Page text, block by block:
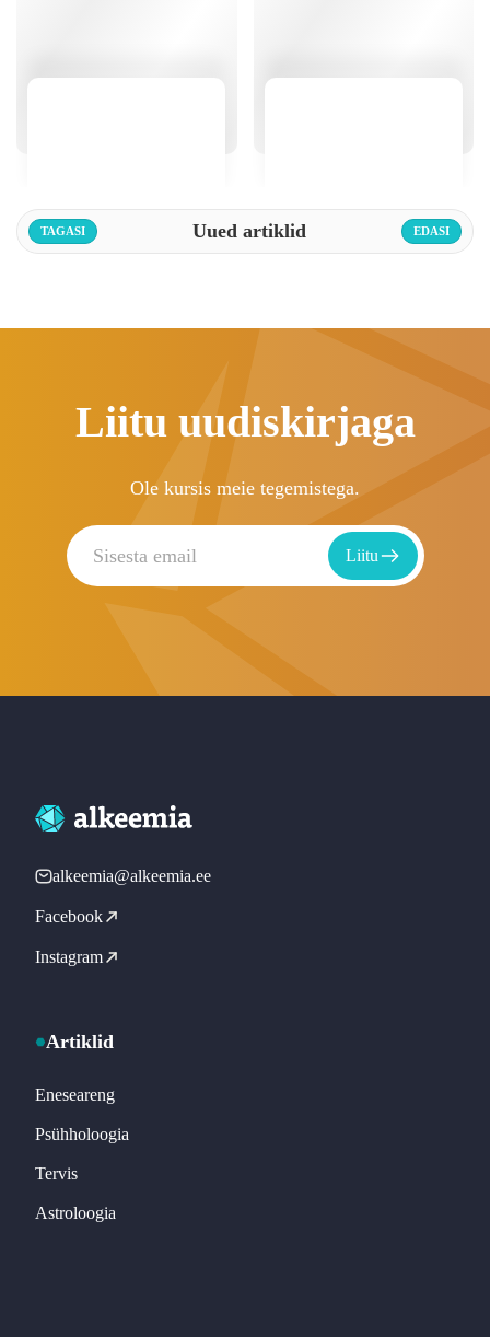
TAGASI Uued artiklid EDASI
Liitu uudiskirjaga
Ole kursis meie tegemistega.
Liitu
alkeemia@alkeemia.ee
Facebook
Instagram
Artiklid
Eneseareng
Psühholoogia
Tervis
Astroloogia